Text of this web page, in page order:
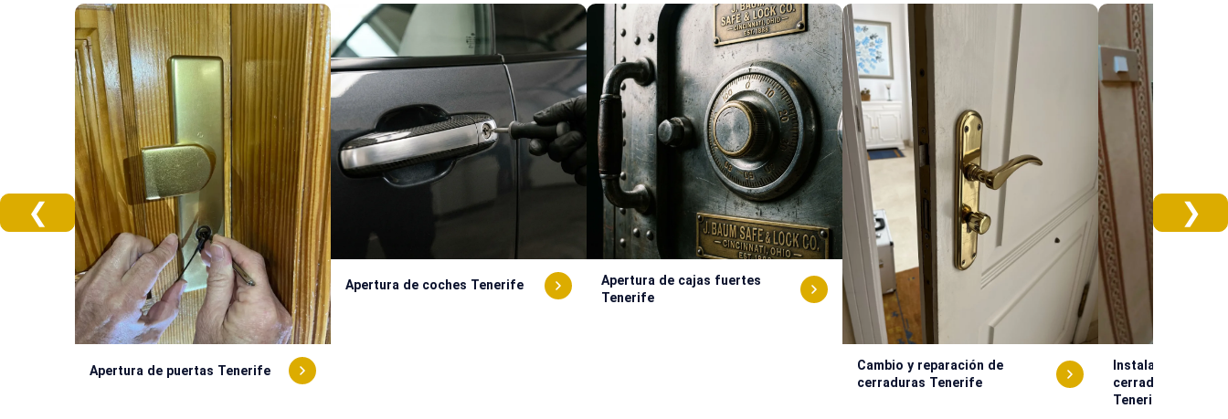
❮
Apertura de puertas Tenerife
Apertura de coches Tenerife
Apertura de cajas fuertes
Tenerife
Cambio y reparación de
cerraduras Tenerife
Instalación de
cerraduras
Tenerife
❯